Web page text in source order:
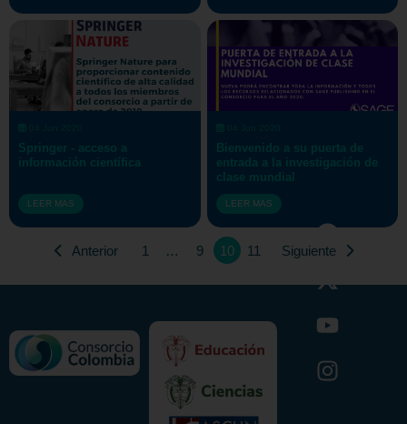
Springer - acceso a
información científica
LEER MAS
Bienvenido a su puerta de
entrada a la investigación de
clase mundial
LEER MAS
Anterior 1 … 9 10 11 Siguiente